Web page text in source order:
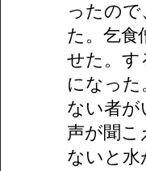
ったの
た。乞食
せた。す
になっ
ない者
声が聞こ
ないと水